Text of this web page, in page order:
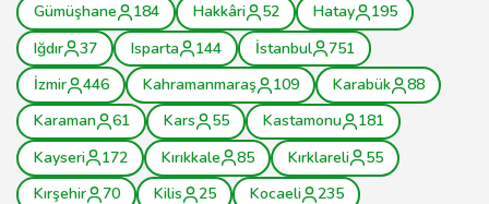
Gümüşhane
184 Hakkâri 52 Hatay
195
Iğdır
37 Isparta 144 İstanbul
751
İzmir
446 Kahramanmaraş 109 Karabük
88
Karaman
61 Kars 55 Kastamonu
181
Kayseri
172 Kırıkkale 85 Kırklareli
55
Kırşehir
70 Kilis 25 Kocaeli
235